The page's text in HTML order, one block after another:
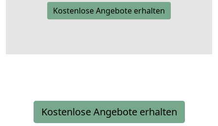
Kostenlose Angebote erhalten
Kostenlose Angebote erhalten